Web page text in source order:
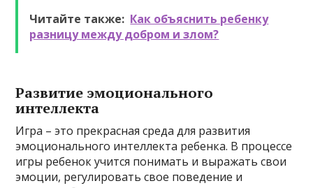
Читайте также: Как объяснить ребенку
разницу между добром и злом?
Развитие эмоционального
интеллекта
Игра – это прекрасная среда для развития
эмоционального интеллекта ребенка. В процессе
игры ребенок учится понимать и выражать свои
эмоции, регулировать свое поведение и